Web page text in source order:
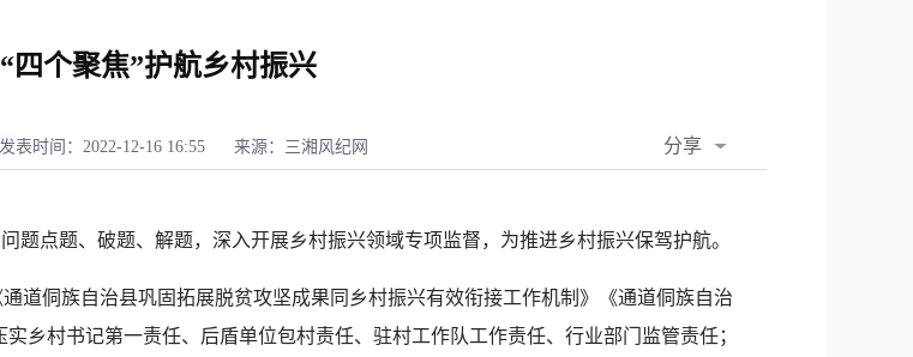
四个聚焦”护航乡村振兴
发表时间：2022-12-16 16:55 来源：三湘风纪网 分享
新浪微博
微信
点题、破题、解题，深入开展乡村振兴领域专项监督，为推进乡村振兴保驾护航。
侗族自治县巩固拓展脱贫攻坚成果同乡村振兴有效衔接工作机制》《通道侗族自治
乡村书记第一责任、后盾单位包村责任、驻村工作队工作责任、行业部门监管责任；